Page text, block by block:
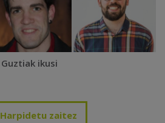
Guztiak ikusi
Harpidetu zaitez